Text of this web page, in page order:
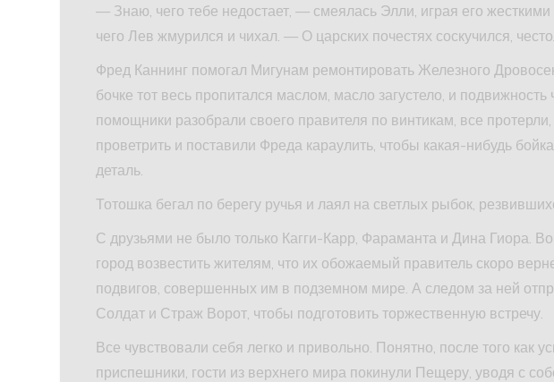
— Знаю, чего тебе недостает, — смеялась Элли, играя его
чего Лев жмурился и чихал. — О царских почестях соскучился,
Фред Каннинг помогал Мигунам ремонтировать Железного
бочке тот весь пропитался маслом, масло загустело, и
помощники разобрали своего правителя по винтикам, все
проветрить и поставили Фреда караулить, чтобы какая-нибудь
деталь.
Тотошка бегал по берегу ручья и лаял на светлых рыбок,
С друзьями не было только Кагги-Карр, Фараманта и Дина Гиора.
город возвестить жителям, что их обожаемый правитель скоро
подвигов, совершенных им в подземном мире. А следом за ней
Солдат и Страж Ворот, чтобы подготовить торжественную встречу.
Все чувствовали себя легко и привольно. Понятно, после того как
приспешники, гости из верхнего мира покинули Пещеру, уводя с